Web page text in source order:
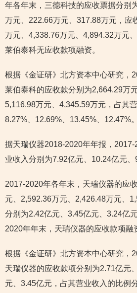
年各年末，三德科技的应收票据分别
万元、222.66万元、317.88万元，应
万元、4,338.76万元、4,894.32万元
莱伯泰科无应收款项融资。
根据《金证研》北方资本中心研究，
莱伯泰科的应收款分别为2,664.29万
5,116.98万元、4,345.59万元，占其
8.27%、12.69%、13.45%、12.47%。
据天瑞仪器2018-2020年年报，
业收入分别为7.92亿元、10.24亿元、
2017-2020年各年末，天瑞仪器的应
元、2,592.36万元、2,426.48万元、
分别为2.42亿元、3.45亿元、3.24亿
2020年年末，天瑞仪器的应收款项融
根据《金证研》北方资本中心研究，
天瑞仪器的应收款项分别为2.71亿元
元、3.45亿元，占其营业收入的比例